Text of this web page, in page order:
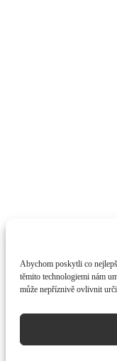
Abychom poskytli co
těmito technologiemi nám
může nepříznivě ovlivnit